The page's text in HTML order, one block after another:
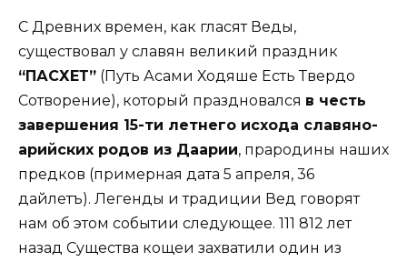
С Древних времен, как гласят Веды,
существовал у славян великий праздник
“ПАСХЕТ” (Путь Асами Ходяше Есть Твердо
Сотворение), который праздновался в честь
завершения 15-ти летнего исхода славяно-
арийских родов из Даарии, прародины наших
предков (примерная дата 5 апреля, 36
дайлетъ). Легенды и традиции Вед говорят
нам об этом событии следующее. 111 812 лет
назад Существа кощеи захватили один из